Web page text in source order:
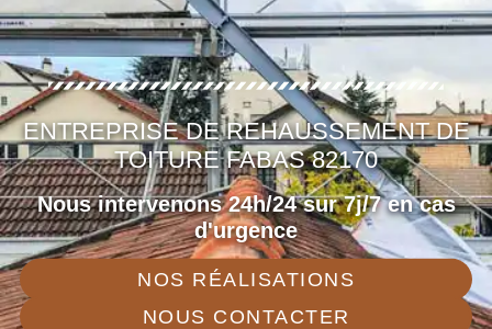
ENTREPRISE DE REHAUSSEMENT DE
TOITURE FABAS 82170
Nous intervenons 24h/24 sur 7j/7 en cas
d'urgence
NOS RÉALISATIONS
NOUS CONTACTER